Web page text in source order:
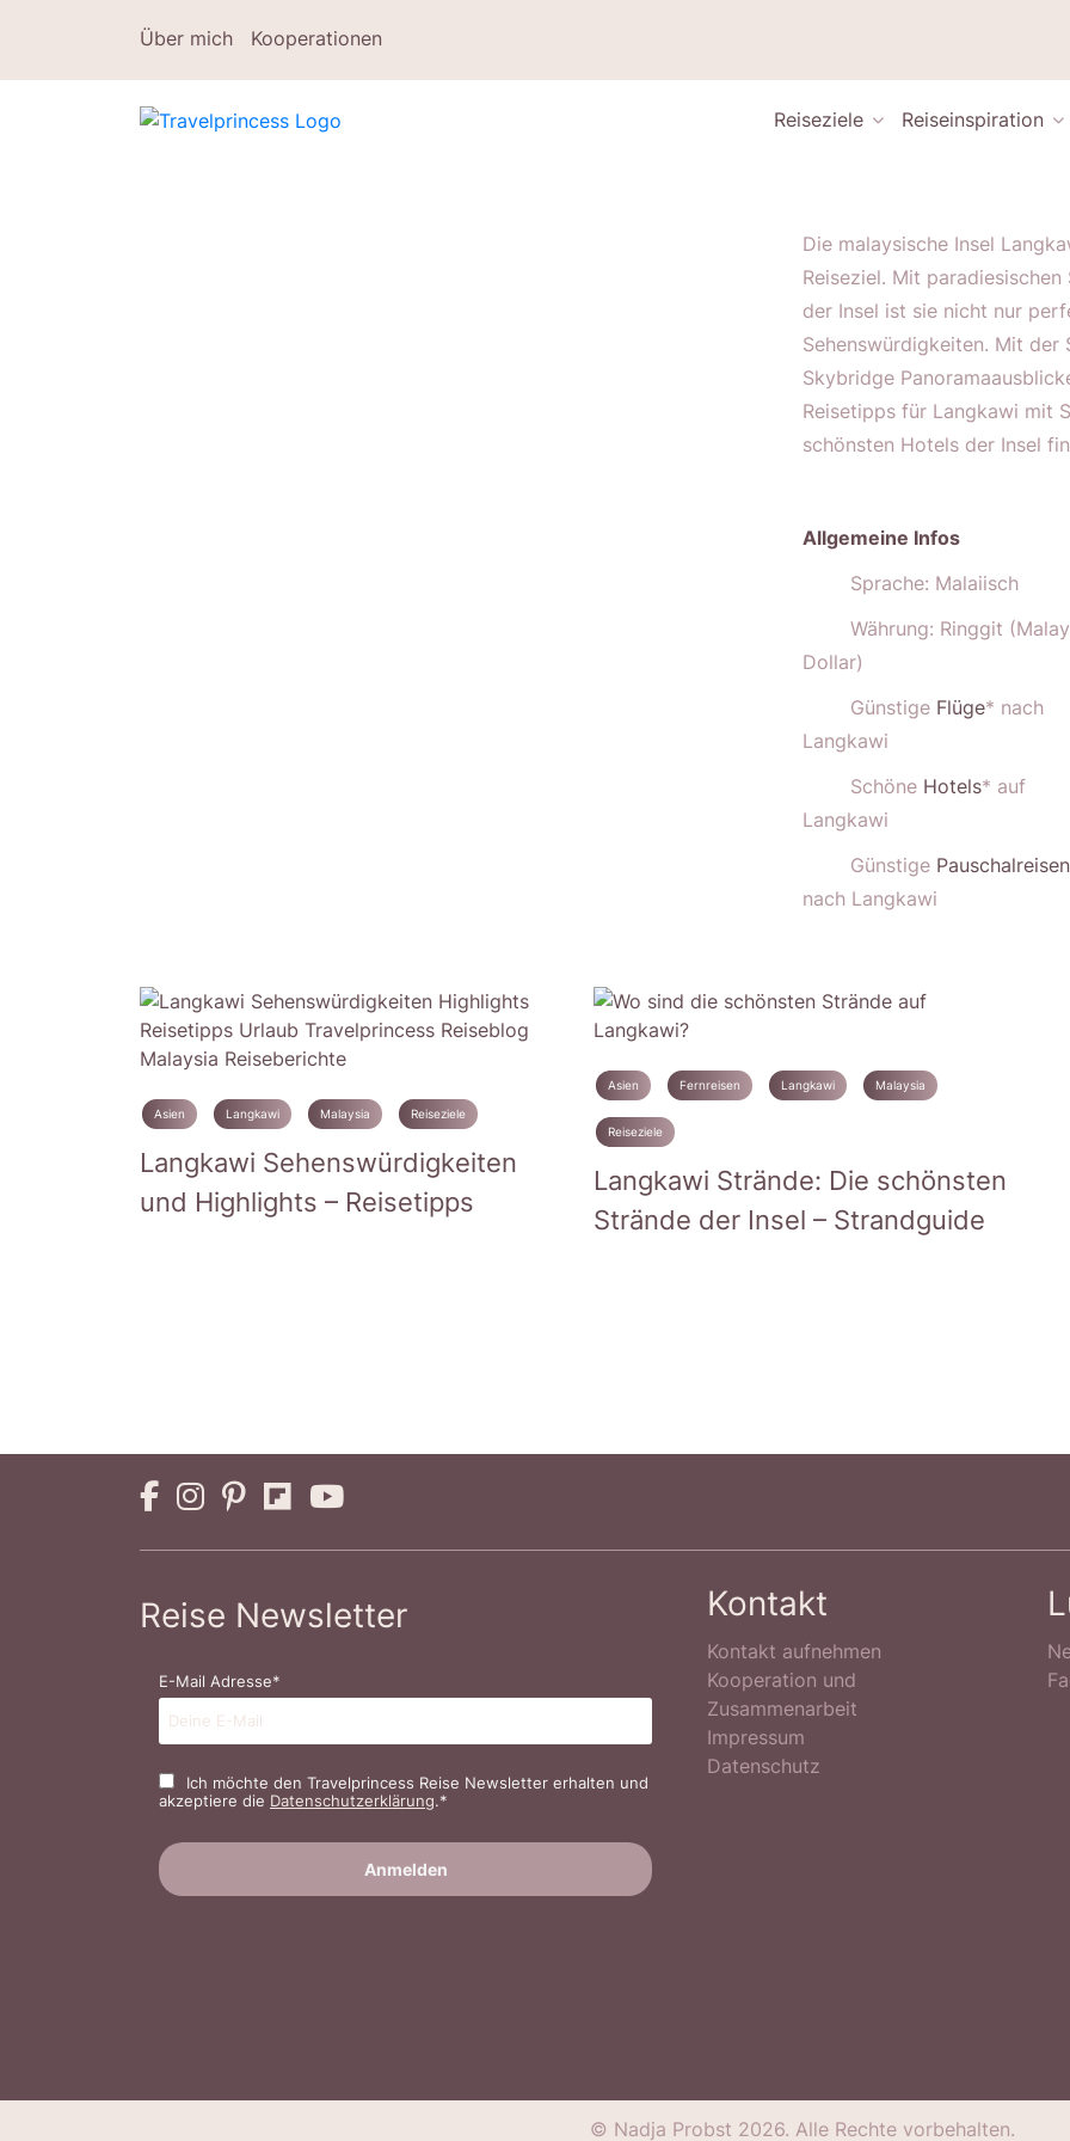
Über mich Kooperationen
Reiseziele Reiseinspiration
Die malaysische Insel
Reiseziel. Mit
der Insel ist sie nicht nur
Sehenswürdigkeiten. Mit
Skybridge
Reisetipps für Langkawi mit
schönsten Hotels der Insel
Allgemeine Infos
Sprache: Malaiisch
Währung: Ringgit
Dollar)
Günstige Flüge* nach
Langkawi
Schöne Hotels* auf
Langkawi
Günstige Pauschalreisen
nach Langkawi
Asien Langkawi Malaysia Reiseziele
Langkawi Sehenswürdigkeiten
und Highlights – Reisetipps
Asien Fernreisen Langkawi Malaysia
Reiseziele
Langkawi Strände: Die schönsten
Strände der Insel – Strandguide
Reise Newsletter
E-Mail Adresse*
Ich möchte den Travelprincess Reise Newsletter erhalten und
akzeptiere die Datenschutzerklärung.*
Kontakt
Kontakt aufnehmen
Kooperation und
Zusammenarbeit
Impressum
Datenschutz
© Nadja Probst 2026. Alle Rechte vorbehalten.